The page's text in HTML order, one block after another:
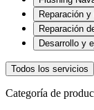
Reparación
Reparación
Todos los servicios
Categoría de